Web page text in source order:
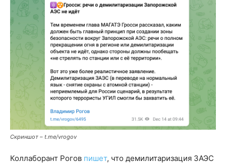
Скриншот – t.me/vrogov
Коллаборант Рогов пишет, что демилитаризация ЗАЭС